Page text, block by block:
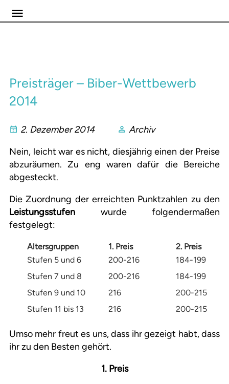
Preisträger – Biber-Wettbewerb
2014
2. Dezember 2014
Archiv
Nein, leicht war es nicht, diesjährig einen der Preise
abzuräumen. Zu eng waren dafür die Bereiche
abgesteckt.
Die Zuordnung der erreichten Punktzahlen zu den
Leistungsstufen wurde folgendermaßen
festgelegt:
Altersgruppen 1. Preis
2. Preis
Stufen 5 und 6
200-216
184-199
Stufen 7 und 8
200-216
184-199
Stufen 9 und 10
216
200-215
Stufen 11 bis 13
216 200-215
Umso mehr freut es uns, dass ihr gezeigt habt, dass
ihr zu den Besten gehört.
1. Preis